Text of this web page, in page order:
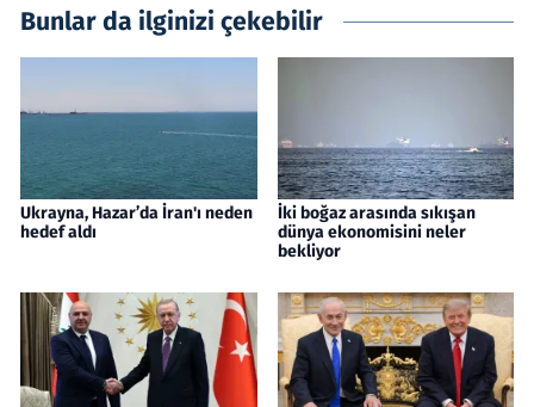
Bunlar da ilginizi çekebilir
Ukrayna, Hazar’da İran'ı neden
hedef aldı
İki boğaz arasında sıkışan
dünya ekonomisini neler
bekliyor